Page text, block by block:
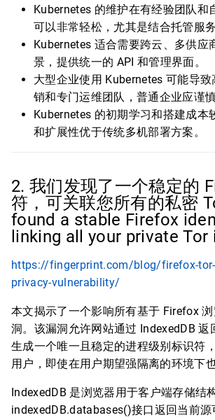
Kubernetes 的维护在有经验团队和
可以非常轻松，尤其是结合托管服务
Kubernetes 适合需要跨云、多供应
景，提供统一的 API 和管理界面。
大型企业使用 Kubernetes 可能导
销和专门运维团队，普通企业应谨慎
Kubernetes 的初期学习和搭建成本
和扩展性优于传统多机部署方案。
2. 我们发现了一个稳定的
符，可关联您所有的私密
found a stable Firefox
linking all your private
https://fingerprint.com/blog/firefox-
privacy-vulnerability/
本文揭示了一个影响所有基于 Firefox
洞。该漏洞允许网站通过 IndexedDB 返
生成一个唯一且稳定的进程级别标识符
用户，即使在用户期望强隔离的环境下
IndexedDB 是浏览器用于客户端存储结
indexedDB.databases()接口返回当前源